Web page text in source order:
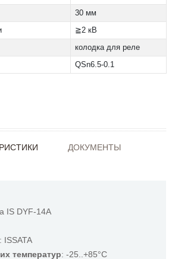
30 мм
≧2 кВ
колодка для реле
QSn6.5-0.1
ДОКУМЕНТЫ
IS DYF-14A
: ISSATA
температур: -25..+85°С